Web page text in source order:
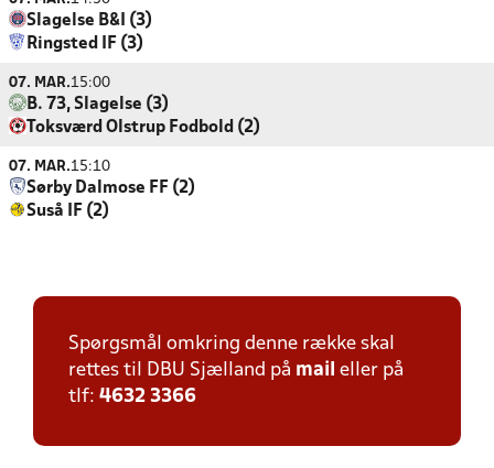
Slagelse B&I (3)
Ringsted IF (3)
07. MAR.15:00
B. 73, Slagelse (3)
Toksværd Olstrup Fodbold (2)
07. MAR.15:10
Sørby Dalmose FF (2)
Suså IF (2)
Spørgsmål omkring denne række skal
rettes til DBU Sjælland på mail eller på
tlf: 4632 3366